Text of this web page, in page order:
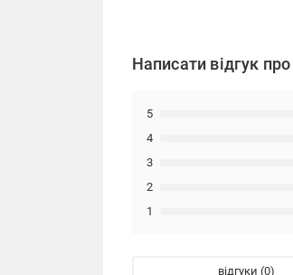
Написати відгук
1
2
3
4
5
відгуки